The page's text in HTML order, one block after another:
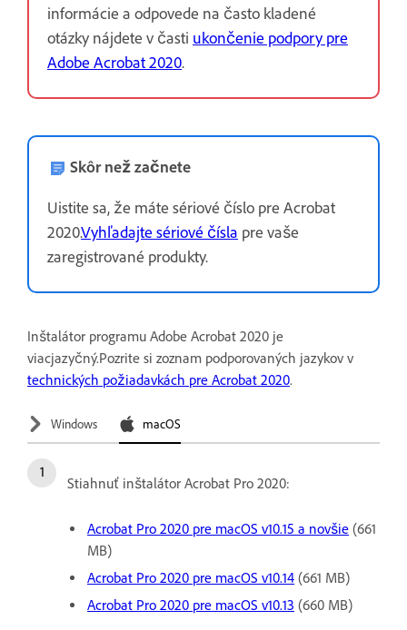
informácie a odpovede na často kladené
otázky nájdete v časti ukončenie podpory pre
Adobe Acrobat 2020.
Skôr než začnete
Uistite sa, že máte sériové číslo pre Acrobat
2020.Vyhľadajte sériové čísla pre vaše
zaregistrované produkty.
Inštalátor programu Adobe Acrobat 2020 je
viacjazyčný.Pozrite si zoznam podporovaných jazykov v
technických požiadavkách pre Acrobat 2020.
Windows macOS
Stiahnuť inštalátor Acrobat Pro 2020:
Acrobat Pro 2020 pre macOS v10.15 a novšie (661
MB)
Acrobat Pro 2020 pre macOS v10.14 (661 MB)
Acrobat Pro 2020 pre macOS v10.13 (660 MB)